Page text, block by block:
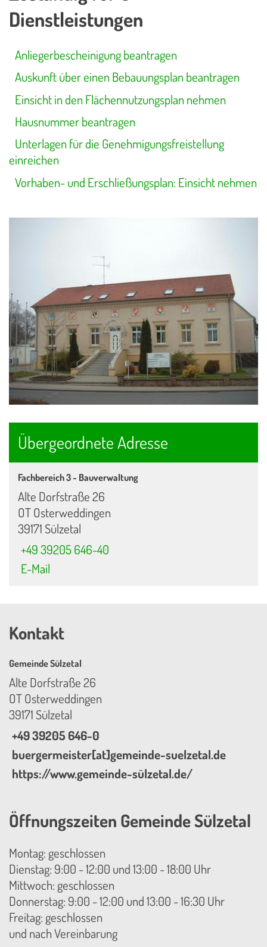
Dienstleistungen
Anliegerbescheinigung beantragen
Auskunft über einen Bebauungsplan beantragen
Einsicht in den Flächennutzungsplan nehmen
Hausnummer beantragen
Unterlagen für die Genehmigungsfreistellung
einreichen
Vorhaben- und Erschließungsplan: Einsicht nehmen
Übergeordnete Adresse
Fachbereich 3 - Bauverwaltung
Alte Dorfstraße 26
OT Osterweddingen
39171 Sülzetal
+49 39205 646-40
E-Mail
Kontakt
Gemeinde Sülzetal
Alte Dorfstraße 26
OT Osterweddingen
39171 Sülzetal
+49 39205 646-0
buergermeister[at]gemeinde-suelzetal.de
https://www.gemeinde-sülzetal.de/
Öffnungszeiten Gemeinde Sülzetal
Montag: geschlossen
Dienstag: 9:00 - 12:00 und 13:00 - 18:00 Uhr
Mittwoch: geschlossen
Donnerstag: 9:00 - 12:00 und 13:00 - 16:30 Uhr
Freitag: geschlossen
und nach Vereinbarung